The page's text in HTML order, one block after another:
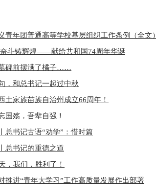
青年团普通高等学校基层组织工作条例（全文）
斗铸辉煌——献给共和国74周年华诞
碑前摆满了橘子……
，和总书记一起过中秋
土家族苗族自治州成立66周年！
国殇，吾辈自强！
总书记古语“劝学”：惜时篇
总书记的重德之道
，我们，胜利了！
推进“青年大学习”工作高质量发展作出部署